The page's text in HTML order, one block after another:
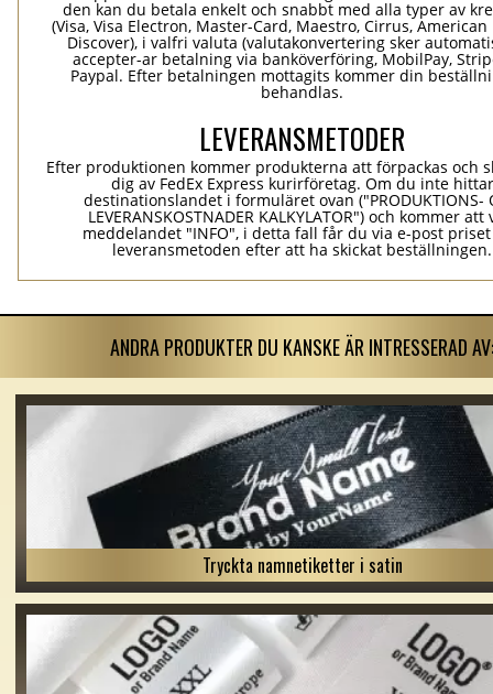
den kan du betala enkelt och snabbt med alla typer av
(Visa, Visa Electron, Master-Card, Maestro, Cirrus, American
Discover), i valfri valuta (valutakonvertering sker
accepter-ar betalning via banköverföring, MobilPay,
Paypal. Efter betalningen mottagits kommer din
behandlas.
LEVERANSMETODER
Efter produktionen kommer produkterna att förpackas och
dig av FedEx Express kurirföretag. Om du inte hittar
destinationslandet i formuläret ovan ("PRODUKTIONS-
LEVERANSKOSTNADER KALKYLATOR") och kommer att
meddelandet "INFO", i detta fall får du via e-post
leveransmetoden efter att ha skickat beställningen.
ANDRA PRODUKTER DU KANSKE ÄR INTRESSERAD
Tryckta namnetiketter i satin